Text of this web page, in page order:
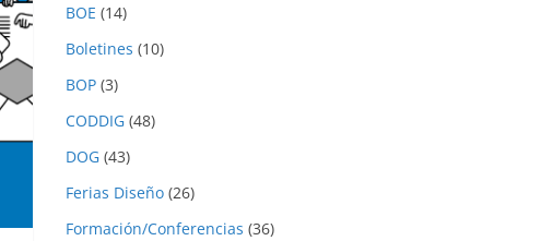
BOE (14)
Boletines (10)
BOP (3)
CODDIG (48)
DOG (43)
Ferias Diseño (26)
Formación/Conferencias (36)